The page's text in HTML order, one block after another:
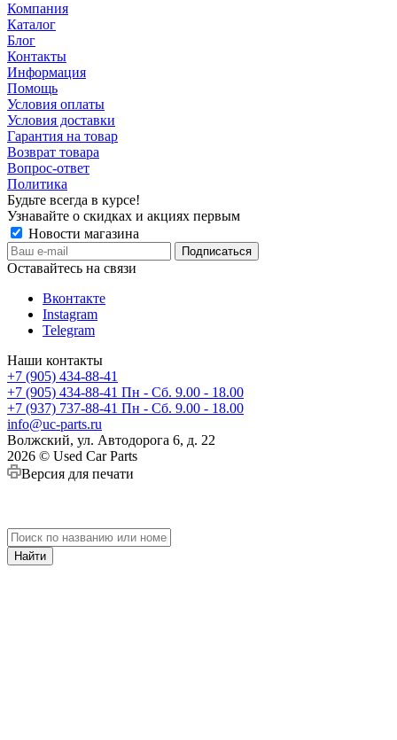
Компания
Каталог
Блог
Контакты
Информация
Помощь
Условия оплаты
Условия доставки
Гарантия на товар
Возврат товара
Вопрос-ответ
Политика
Будьте всегда в курсе!
Узнавайте о скидках и акциях первым
Новости магазина
Оставайтесь на связи
Вконтакте
Instagram
Telegram
Наши контакты
+7 (905) 434-88-41
+7 (905) 434-88-41 Пн - Сб. 9.00 - 18.00
+7 (937) 737-88-41 Пн - Сб. 9.00 - 18.00
info@uc-parts.ru
Волжский, ул. Автодорога 6, д. 22
2026 © Used Car Parts
Версия для печати
Найти